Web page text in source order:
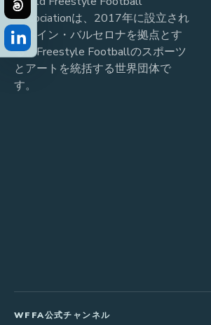
Associationは、2017年に設立され
スペイン・バルセロナを拠点とす
る、Freestyle Footballのスポーツ
とアートを統括する世界団体で
す。
WFFA公式チャンネル